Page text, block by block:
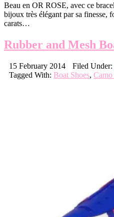
Beau en OR ROSE, avec ce
bijoux très élégant par sa finesse,
carats…
Rubber and Mesh
15 February 2014 Filed Under:
Tagged With: Boat Shoes,